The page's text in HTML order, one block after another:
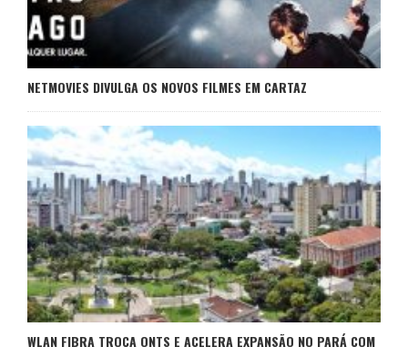
NETMOVIES DIVULGA OS NOVOS FILMES EM CARTAZ
WLAN FIBRA TROCA ONTS E ACELERA EXPANSÃO NO PARÁ COM